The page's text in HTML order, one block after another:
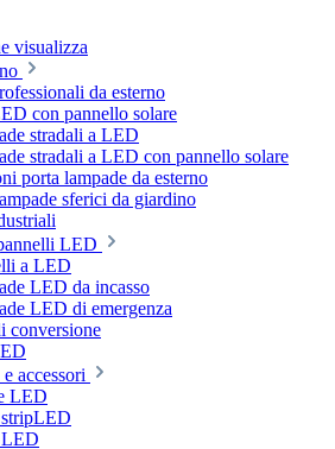
visualizza
da esterno
con pannello solare
stradali a LED
stradali a LED con pannello solare
porta lampade da esterno
sferici da giardino
LED
a LED
LED da incasso
LED di emergenza
conversione
accessori
LED